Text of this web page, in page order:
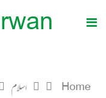
Home اسلام